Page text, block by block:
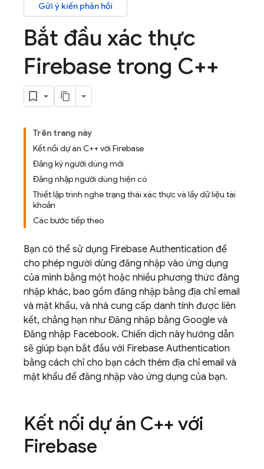
Gửi ý kiến phản hồi
Bắt đầu xác thực
Firebase trong C++
Trên trang này
Kết nối dự án C++ với Firebase
Đăng ký người dùng mới
Đăng nhập người dùng hiện có
Thiết lập trình nghe trạng thái xác thực và lấy dữ liệu tài
khoản
Các bước tiếp theo
Bạn có thể sử dụng Firebase Authentication để
cho phép người dùng đăng nhập vào ứng dụng
của mình bằng một hoặc nhiều phương thức đăng
nhập khác, bao gồm đăng nhập bằng địa chỉ email
và mật khẩu, và nhà cung cấp danh tính được liên
kết, chẳng hạn như Đăng nhập bằng Google và
Đăng nhập Facebook. Chiến dịch này hướng dẫn
sẽ giúp bạn bắt đầu với Firebase Authentication
bằng cách chỉ cho bạn cách thêm địa chỉ email và
mật khẩu để đăng nhập vào ứng dụng của bạn.
Kết nối dự án C++ với
Firebase